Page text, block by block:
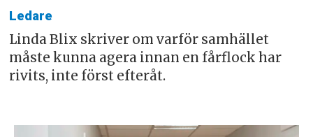
Ledare
Linda Blix skriver om varför samhället
måste kunna agera innan en fårflock har
rivits, inte först efteråt.